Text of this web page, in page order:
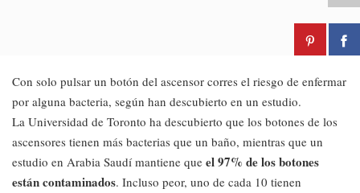
Con solo pulsar un botón del ascensor corres el riesgo de enfermar
por alguna bacteria, según han descubierto en un estudio.
La Universidad de Toronto ha descubierto que los botones de los
ascensores tienen más bacterias que un baño, mientras que un
estudio en Arabia Saudí mantiene que el 97% de los botones
están contaminados. Incluso peor, uno de cada 10 tienen